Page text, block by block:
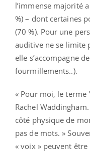
l’immense majorité
%) – dont certaines
(70 %). Pour une
auditive ne se limite
elle s’accompagne
fourmillements..).
« Pour moi, le
Rachel
côté physique de
pas de mots. »
« voix » peuvent